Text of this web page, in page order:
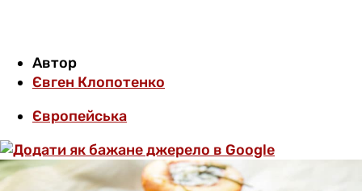
Автор
Євген Клопотенко
Європейська